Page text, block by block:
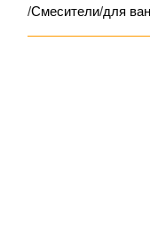
/Смесители/для